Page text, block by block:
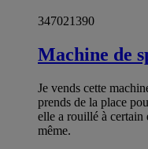
347021390
Machine de
Je vends cette
prends de la place
elle a rouillé à certain
même.